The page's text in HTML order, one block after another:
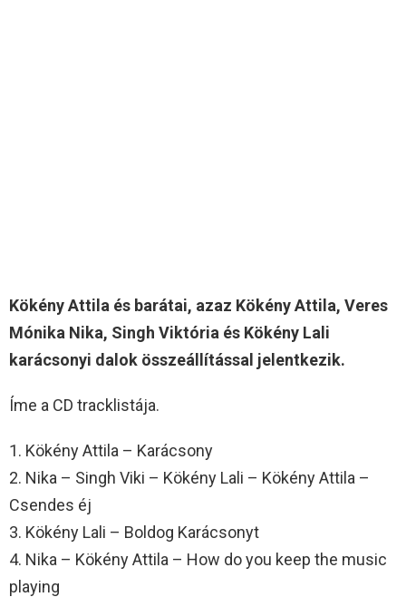
Kökény Attila és barátai, azaz Kökény Attila, Veres
Mónika Nika, Singh Viktória és Kökény Lali
karácsonyi dalok összeállítással jelentkezik.
Íme a CD tracklistája.
1. Kökény Attila – Karácsony
2. Nika – Singh Viki – Kökény Lali – Kökény Attila –
Csendes éj
3. Kökény Lali – Boldog Karácsonyt
4. Nika – Kökény Attila – How do you keep the music
playing